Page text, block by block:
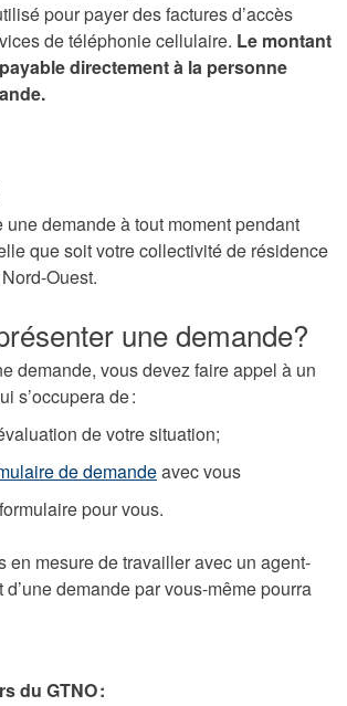
pour payer des factures d’accès
de téléphonie cellulaire. Le montant
directement à la personne
une demande à tout moment pendant
que soit votre collectivité de résidence
Ouest.
une demande?
demande, vous devez faire appel à un
s’occupera de :
de votre situation;
de demandeavec vous
pour vous.
en mesure de travailler avec un agent-
demande par vous-même pourra
du GTNO :